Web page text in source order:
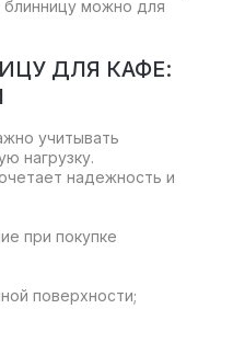
можно для
ДЛЯ КАФЕ:
учитывать
нагрузку.
надежность и
при покупке
поверхности;